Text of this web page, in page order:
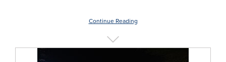
Continue Reading